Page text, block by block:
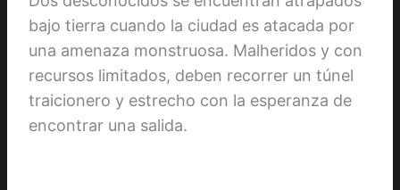
bajo tierra cuando la ciudad es atacada por
una amenaza monstruosa. Malheridos y con
recursos limitados, deben recorrer un túnel
traicionero y estrecho con la esperanza de
encontrar una salida.